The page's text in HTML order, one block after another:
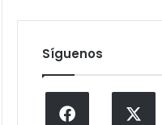
Síguenos